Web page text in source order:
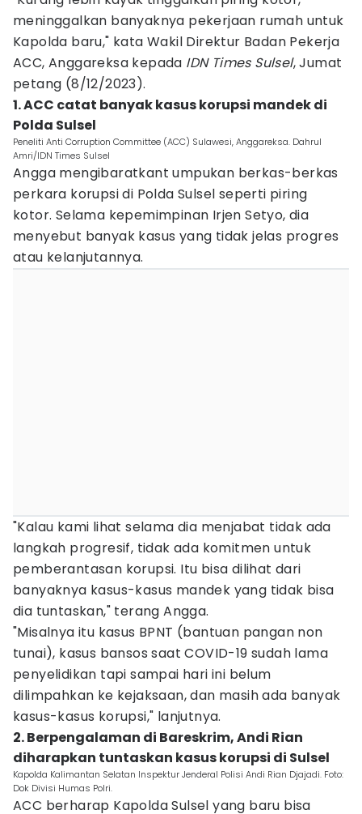
meninggalkan banyaknya pekerjaan rumah untuk
Kapolda baru," kata Wakil Direktur Badan Pekerja
ACC, Anggareksa kepada IDN Times Sulsel, Jumat
petang (8/12/2023).
1. ACC catat banyak kasus korupsi mandek di
Polda Sulsel
Peneliti Anti Corruption Committee (ACC) Sulawesi, Anggareksa. Dahrul
Amri/IDN Times Sulsel
Angga mengibaratkant umpukan berkas-berkas
perkara korupsi di Polda Sulsel seperti piring
kotor. Selama kepemimpinan Irjen Setyo, dia
menyebut banyak kasus yang tidak jelas progres
atau kelanjutannya.
"Kalau kami lihat selama dia menjabat tidak ada
langkah progresif, tidak ada komitmen untuk
pemberantasan korupsi. Itu bisa dilihat dari
banyaknya kasus-kasus mandek yang tidak bisa
dia tuntaskan," terang Angga.
"Misalnya itu kasus BPNT (bantuan pangan non
tunai), kasus bansos saat COVID-19 sudah lama
penyelidikan tapi sampai hari ini belum
dilimpahkan ke kejaksaan, dan masih ada banyak
kasus-kasus korupsi," lanjutnya.
2. Berpengalaman di Bareskrim, Andi Rian
diharapkan tuntaskan kasus korupsi di Sulsel
Kapolda Kalimantan Selatan Inspektur Jenderal Polisi Andi Rian Djajadi. Foto:
Dok Divisi Humas Polri.
ACC berharap Kapolda Sulsel yang baru bisa